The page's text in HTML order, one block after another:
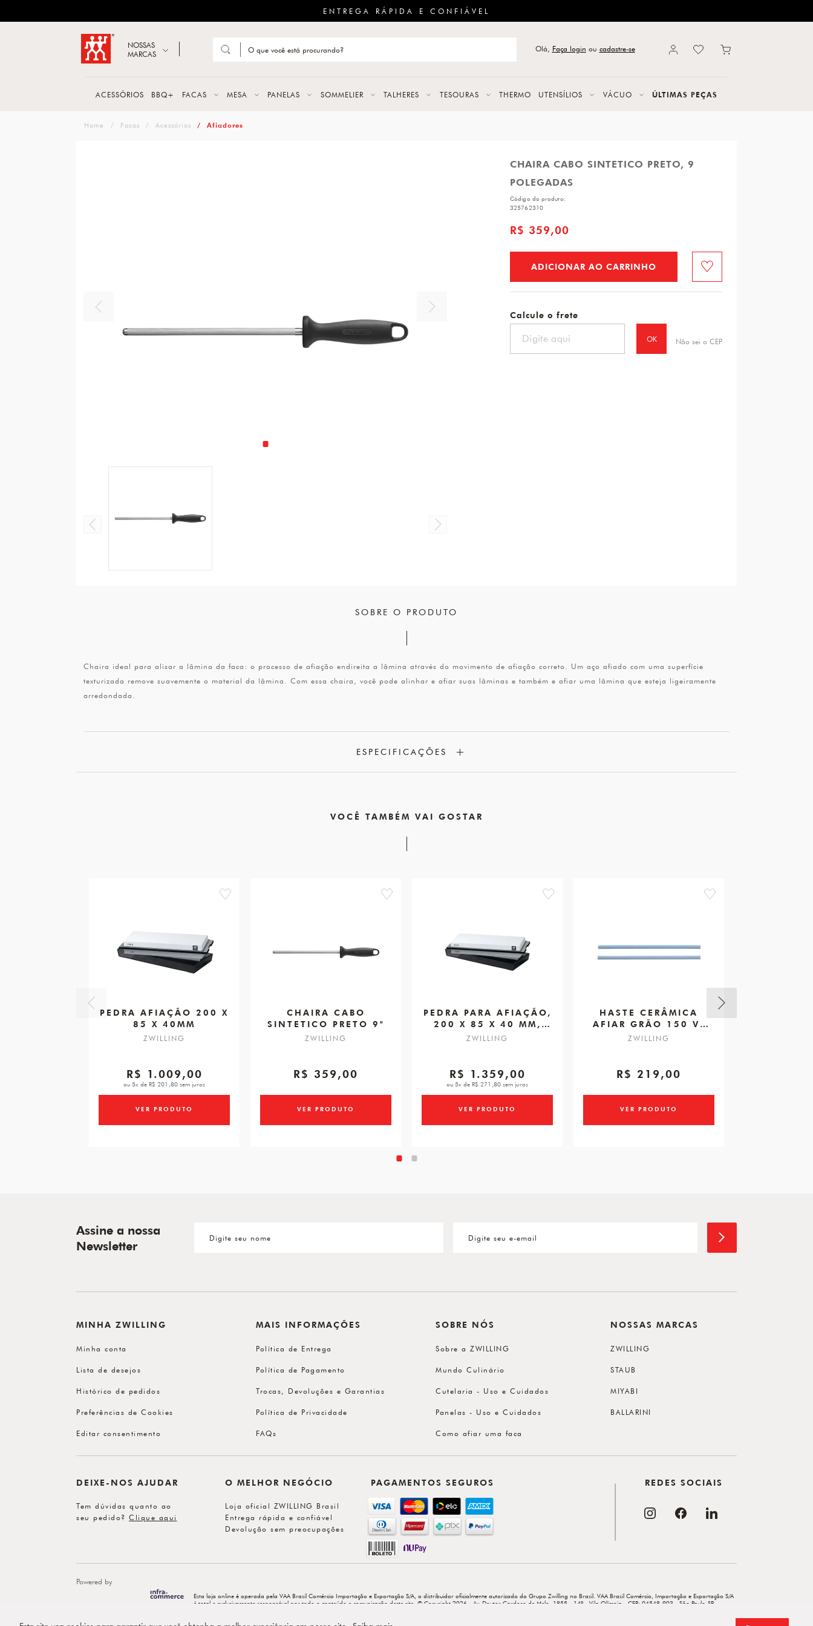
ENTREGA RÁPIDA E CONFIÁVEL
ZWILLING
NOSSAS
MARCAS
FACAS
Olá, Faça login ou cadastre-se
ACESSÓRIOS BBQ+ FACAS MESA PANELAS SOMMELIER TALHERES TESOURAS THERMO UTENSÍLIOS VÁCUO ÚLTIMAS PEÇAS
Facas Acessórios Afiadores
CHAIRA CABO SINTETICO PRETO, 9
POLEGADAS
Código do produto:
325762310
R$ 359,00
ADICIONAR AO CARRINHO Favorito
Calcule o frete
OK Não sei o CEP
SOBRE O PRODUTO
Chaira ideal para alisar a lâmina da faca: o processo de afiação endireita a lâmina através do movimento de afiação correto. Um aço afiado com uma superfície
texturizada remove suavemente o material da lâmina. Com essa chaira, você pode alinhar e afiar suas lâminas e também e afiar uma lâmina que esteja ligeiramente
arredondada.
ESPECIFICAÇÕES
VOCÊ TAMBÉM VAI GOSTAR
favorite
PEDRA AFIAÇÃO 200 X
85 X 40MM
ZWILLING
R$ 1.009,00
ou 5x de R$ 201,80 sem juros
VER PRODUTO
favorite
CHAIRA CABO
SINTETICO PRETO 9"
ZWILLING
R$ 359,00
VER PRODUTO
favorite
PEDRA PARA AFIAÇÃO,
200 X 85 X 40 MM,
TWIN FINISHING
ZWILLING
R$ 1.359,00
ou 5x de R$ 271,80 sem juros
VER PRODUTO
favorite
HASTE CERÂMICA
AFIAR GRÃO 150 V-
EDGE
ZWILLING
R$ 219,00
VER PRODUTO
Assine a nossa
Newsletter
MINHA ZWILLING
Minha conta
Lista de desejos
Histórico de pedidos
Preferências de Cookies
Editar consentimento
MAIS INFORMAÇÕES
Política de Entrega
Política de Pagamento
Trocas, Devoluções e Garantias
Política de Privacidade
FAQs
SOBRE NÓS
Sobre a ZWILLING
Mundo Culinário
Cutelaria - Uso e Cuidados
Panelas - Uso e Cuidados
Como afiar uma faca
NOSSAS MARCAS
ZWILLING
STAUB
MIYABI
BALLARINI
DEIXE-NOS AJUDAR
Tem dúvidas quanto ao
seu pedido? Clique aqui
O MELHOR NEGÓCIO
Loja oficial ZWILLING Brasil
Entrega rápida e confiável
Devolução sem preocupações
PAGAMENTOS SEGUROS REDES SOCIAIS
Powered by
Esta loja online é operada pela VAA Brasil Comércio Importação e Exportação S/A, o distribuidor oficialmente autorizado do Grupo Zwilling no Brasil. VAA Brasil Comércio, Importação e Exportação S/A
é total e exclusivamente responsável por todo o conteúdo e comunicação deste site. © Copyright 2026 - Av. Doutor Cardoso de Melo, 1855 - 14º - Vila Olímpia - CEP: 04548-903 - São Paulo-SP.